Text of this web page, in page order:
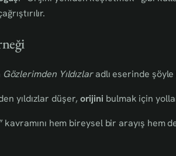
Gözlerimden Yıldızlaradlı eserinde
yıldızlar düşer, orijini bulmak için
kavramını hem bireysel bir arayış hem